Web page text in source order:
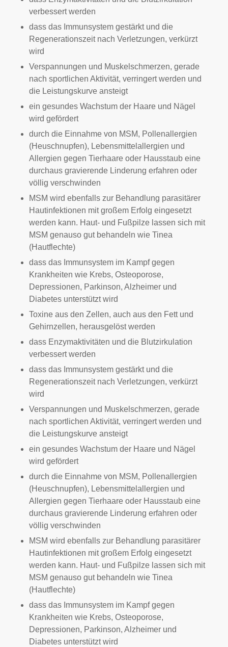
verbessert werden
dass das Immunsystem gestärkt und die
Regenerationszeit nach Verletzungen, verkürzt
wird
Verspannungen und Muskelschmerzen, gerade
nach sportlichen Aktivität, verringert werden und
die Leistungskurve ansteigt
ein gesundes Wachstum der Haare und Nägel
wird gefördert
durch die Einnahme von MSM, Pollenallergien
(Heuschnupfen), Lebensmittelallergien und
Allergien gegen Tierhaare oder Hausstaub eine
durchaus gravierende Linderung erfahren oder
völlig verschwinden
MSM wird ebenfalls zur Behandlung parasitärer
Hautinfektionen mit großem Erfolg eingesetzt
werden kann. Haut- und Fußpilze lassen sich mit
MSM genauso gut behandeln wie Tinea
(Hautflechte)
dass das Immunsystem im Kampf gegen
Krankheiten wie Krebs, Osteoporose,
Depressionen, Parkinson, Alzheimer und
Diabetes unterstützt wird
Toxine aus den Zellen, auch aus den Fett und
Gehirnzellen, herausgelöst werden
dass Enzymaktivitäten und die Blutzirkulation
verbessert werden
dass das Immunsystem gestärkt und die
Regenerationszeit nach Verletzungen, verkürzt
wird
Verspannungen und Muskelschmerzen, gerade
nach sportlichen Aktivität, verringert werden und
die Leistungskurve ansteigt
ein gesundes Wachstum der Haare und Nägel
wird gefördert
durch die Einnahme von MSM, Pollenallergien
(Heuschnupfen), Lebensmittelallergien und
Allergien gegen Tierhaare oder Hausstaub eine
durchaus gravierende Linderung erfahren oder
völlig verschwinden
MSM wird ebenfalls zur Behandlung parasitärer
Hautinfektionen mit großem Erfolg eingesetzt
werden kann. Haut- und Fußpilze lassen sich mit
MSM genauso gut behandeln wie Tinea
(Hautflechte)
dass das Immunsystem im Kampf gegen
Krankheiten wie Krebs, Osteoporose,
Depressionen, Parkinson, Alzheimer und
Diabetes unterstützt wird